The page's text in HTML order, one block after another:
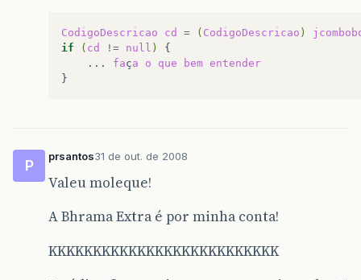
CodigoDescricao cd = ( CodigoDescricao )
if
( cd != null )
...
faça o que bem entender
P
prsantos31 de out. de 2008
Valeu moleque!
A Bhrama Extra é por minha conta!
KKKKKKKKKKKKKKKKKKKKKKKKKK